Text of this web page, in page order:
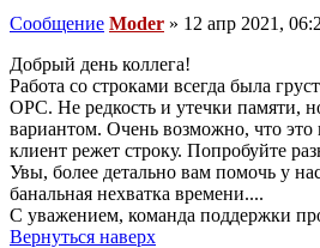
Сообщение Moder » 12 апр 2021,
Добрый день коллега!
Работа со строками всегда была
ОРС. Не редкость и утечки памяти,
вариантом. Очень возможно, что это
клиент режет строку. Попробуйте
Увы, более детально вам помочь у
банальная нехватка времени....
С уважением, команда поддержки
Вернуться наверх